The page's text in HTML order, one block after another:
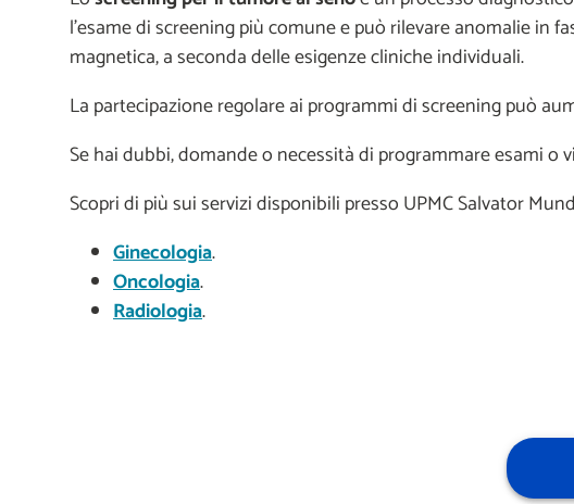
l’esame di screening più comune e può rilevare anomalie in
magnetica, a seconda delle esigenze cliniche individuali.
La partecipazione regolare ai programmi di screening può
Se hai dubbi, domande o necessità di programmare esami
Scopri di più sui servizi disponibili presso UPMC Salvator
Ginecologia.
Oncologia.
Radiologia.